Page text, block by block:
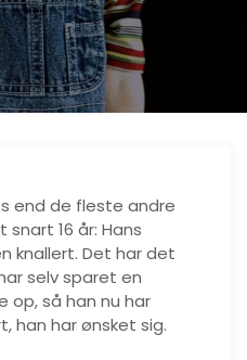
end de fleste andre
16 år: Hans
knallert. Det har det
selv sparet en
op, så han nu har
han har ønsket sig.